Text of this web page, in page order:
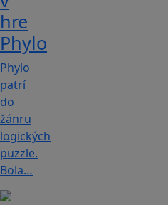
hre
Phylo
Phylo
patrí
do
žánru
logických
puzzle.
Bola…